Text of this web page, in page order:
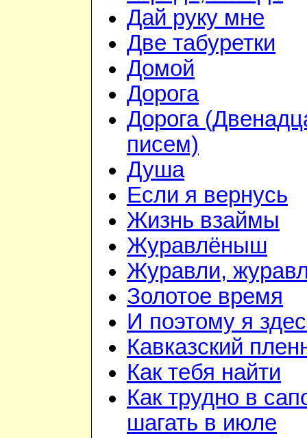
Дай руку мне
Две табуретки
Домой
Дорога
Дорога
писем)
Душа
Если я вернусь
Жизнь взаймы
Журавлёныш
Журавли,
Золотое время
И поэтому я
Кавказский
Как тебя найти
Как трудно в
шагать в июле